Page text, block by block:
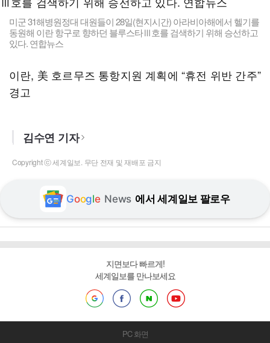
미군 31해병원정대 대원들이 28일(현지시간) 아라비아해에서 헬기를
동원해 이란 항구로 향하던 블루스타Ⅲ호를 검색하기 위해 승선하고
있다. 연합뉴스
이란, 美 호르무즈 통항지원 계획에 “휴전 위반 간주”
경고
김수연 기자
Copyright ⓒ 세계일보. 무단 전재 및 재배포 금지
Google News 에서 세계일보 팔로우
지면보다 빠르게!
세계일보를 만나보세요
PC 화면